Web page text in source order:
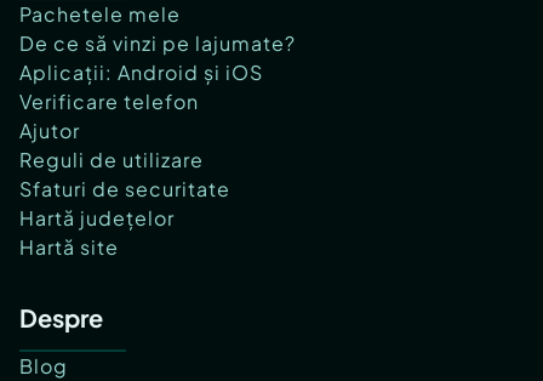
Pachetele mele
De ce să vinzi pe lajumate?
Aplicații: Android și iOS
Verificare telefon
Ajutor
Reguli de utilizare
Sfaturi de securitate
Hartă județelor
Hartă site
Despre
Blog